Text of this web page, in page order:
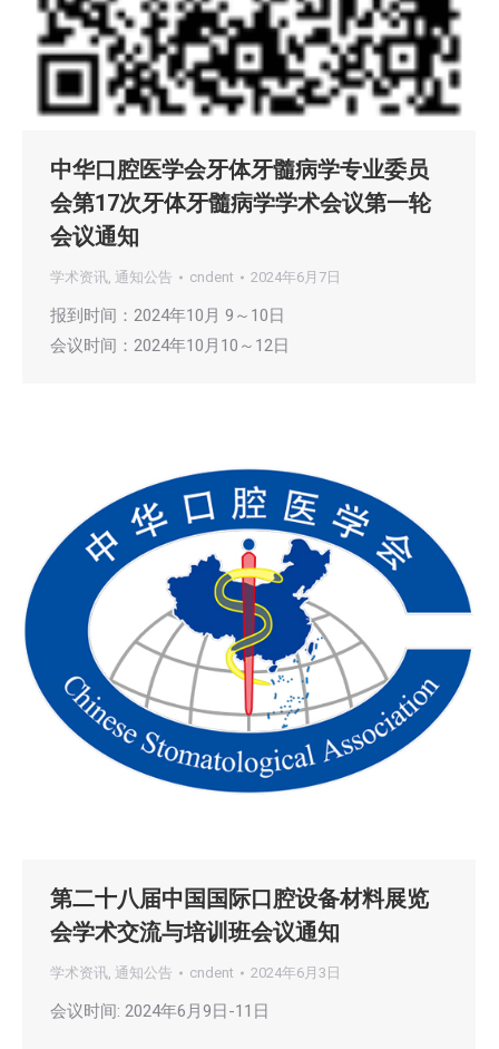
中华口腔医学会牙体牙髓病学专业委员
会第17次牙体牙髓病学学术会议第一轮
会议通知
学术资讯, 通知公告 cndent 2024年6月7日
报到时间：2024年10月 9～10日
会议时间：2024年10月10～12日
第二十八届中国国际口腔设备材料展览
会学术交流与培训班会议通知
学术资讯, 通知公告 cndent 2024年6月3日
会议时间: 2024年6月9日-11日